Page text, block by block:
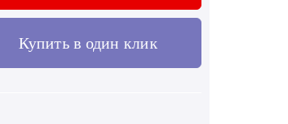
Купить в один клик